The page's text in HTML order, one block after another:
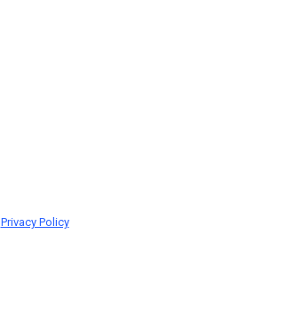
Privacy Policy